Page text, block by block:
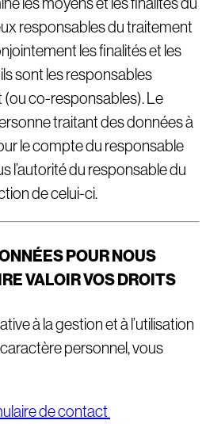
responsables du traitement
les finalités et les
sont les responsables
co-responsables). Le
traitant des données à
le compte du responsable
l’autorité du responsable du
de celui-ci.
ÉES POUR NOUS
VALOIR VOS DROITS
à la gestion et à l’utilisation
personnel, vous
de contact